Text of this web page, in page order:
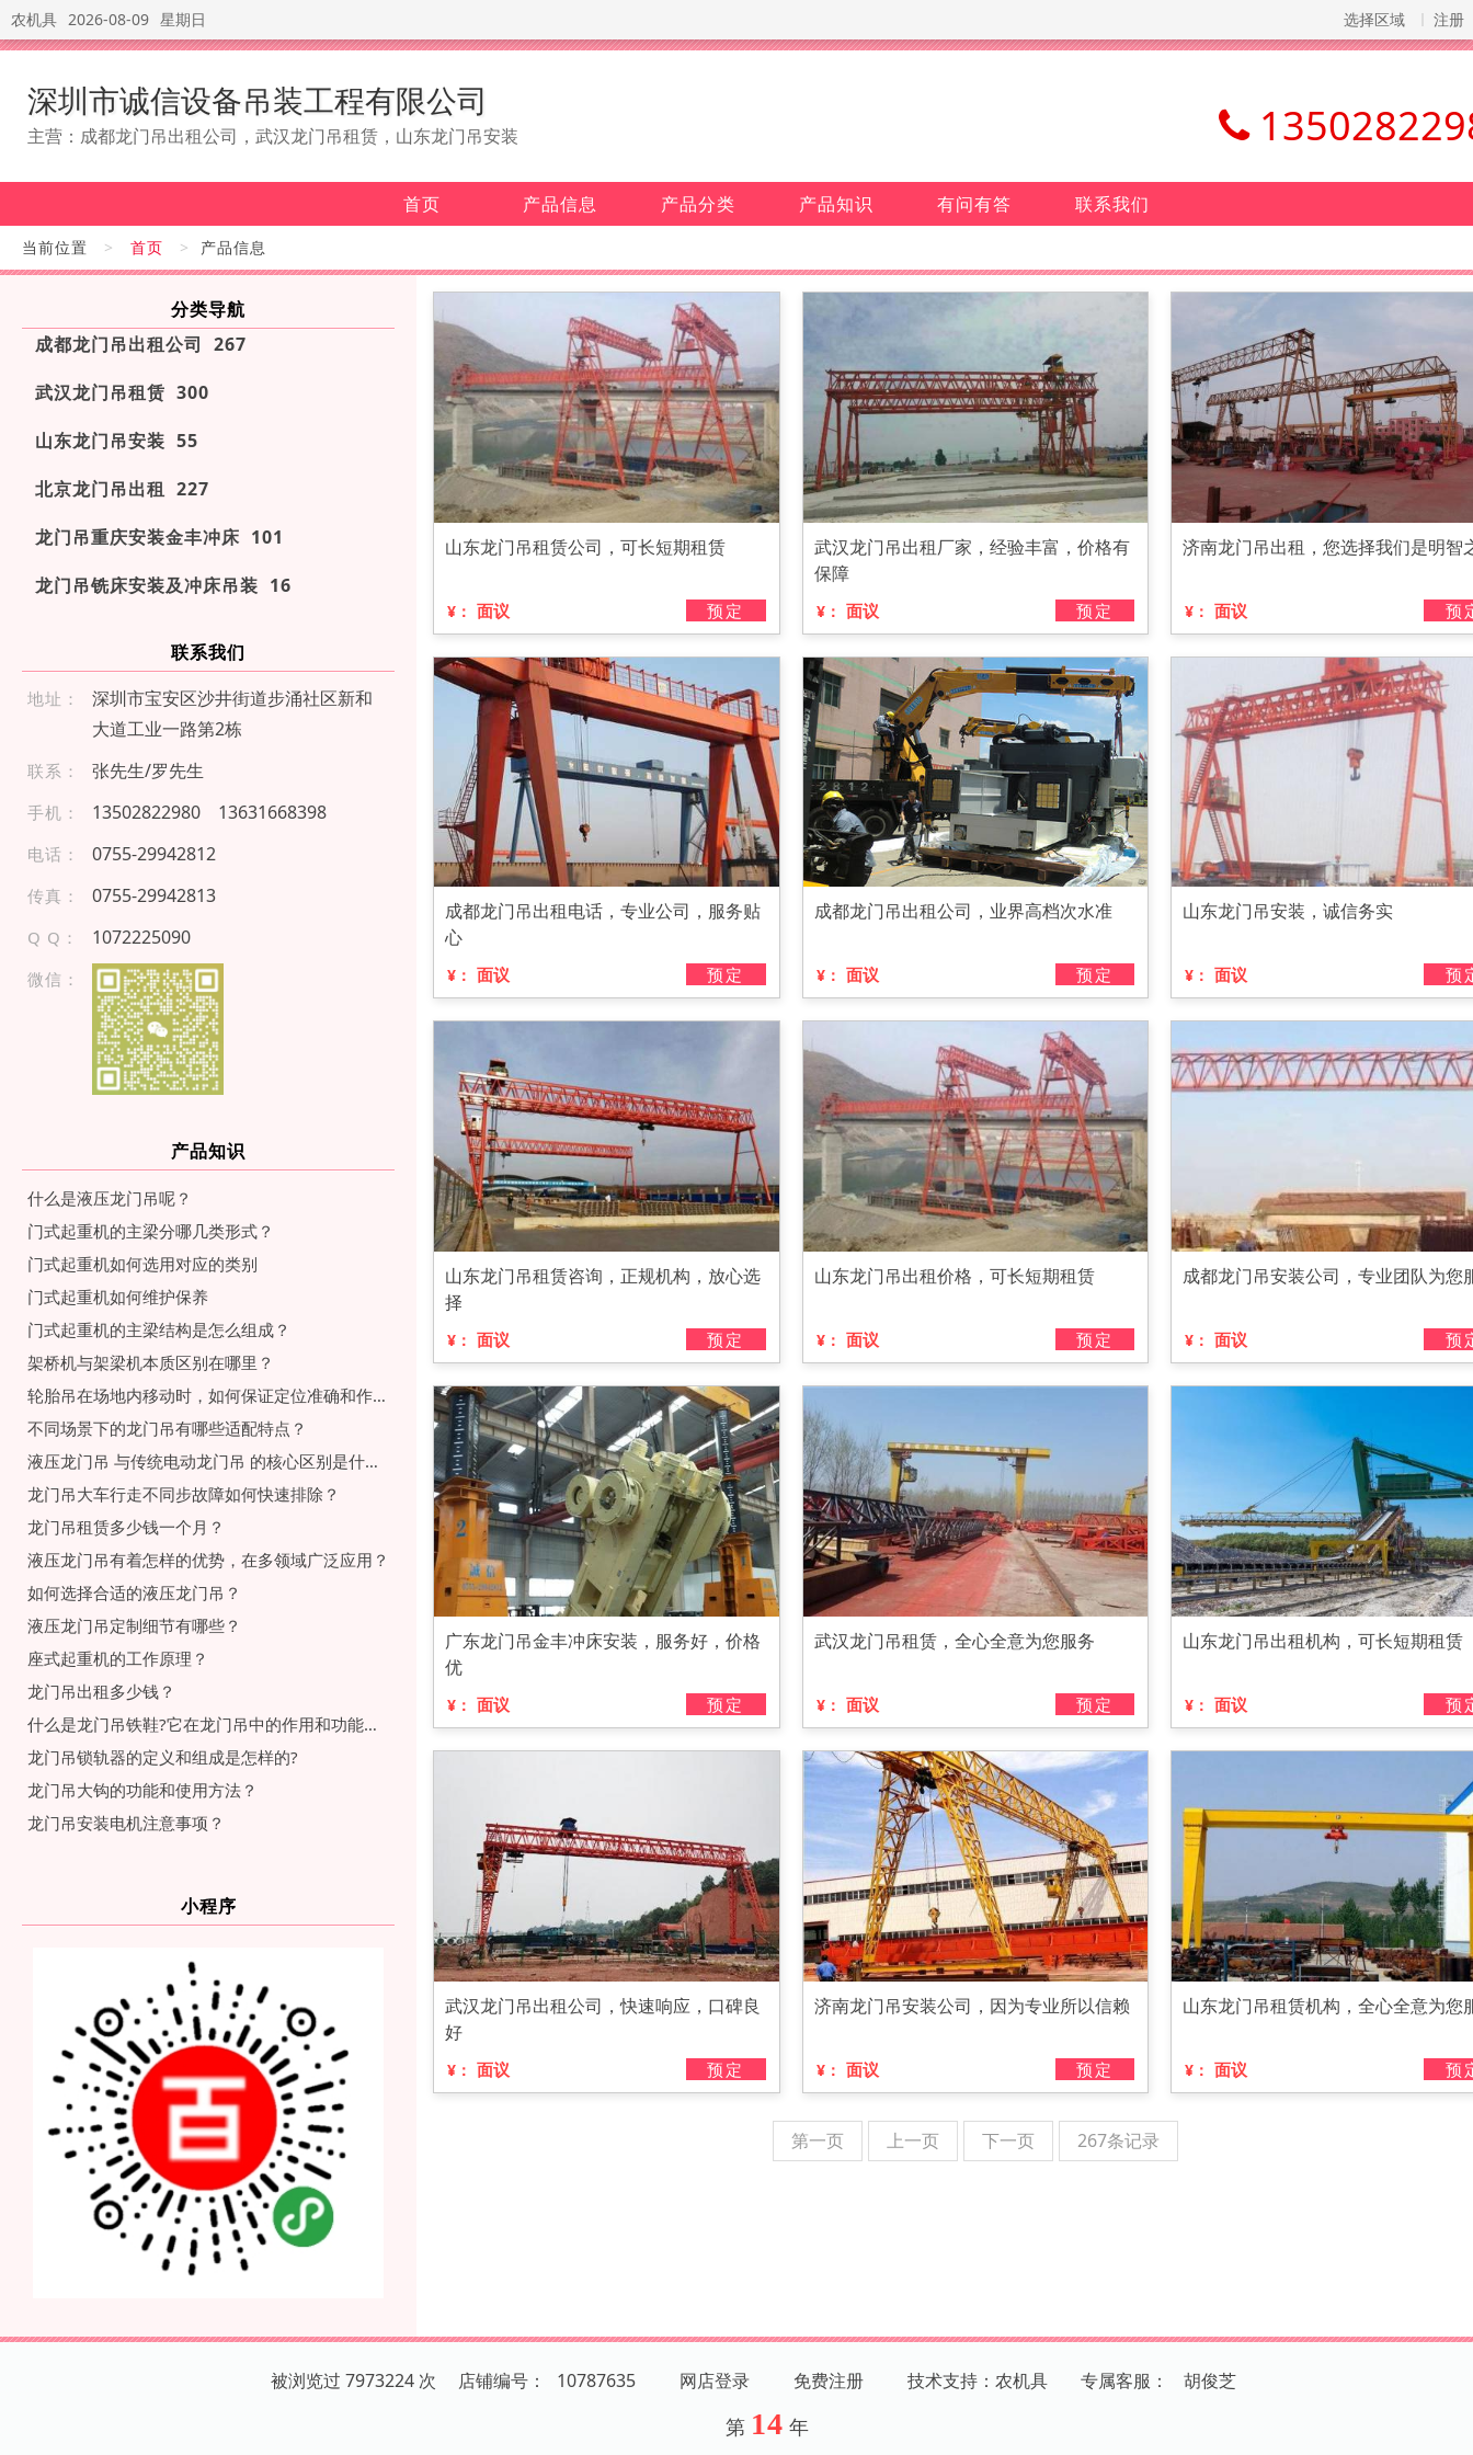
农机具 2026-08-09 星期日 选择区域 注册
深圳市诚信设备吊装工程有限公司
主营：成都龙门吊出租公司，武汉龙门吊租赁，山东龙门吊安装
首页 产品信息 产品分类 产品知识 有问有答 联系我们
当前位置 > 首页 > 产品信息
分类导航
成都龙门吊出租公司 267
武汉龙门吊租赁 300
山东龙门吊安装 55
北京龙门吊出租 227
龙门吊重庆安装金丰冲床 101
龙门吊铣床安装及冲床吊装 16
联系我们
地址：
深圳市宝安区沙井街道步涌社区新和
大道工业一路第2栋
联系： 张先生/罗先生
手机： 13 50 28 22 98 0 136 3 166 83 9 8
电话： 0 7 55 - 29 9 428 12
传真： 075 5 - 299 42 813
Q Q： 1072225090
微信：
产品知识
什么是液压龙门吊呢？
门式起重机的主梁分哪几类形式？
门式起重机如何选用对应的类别
门式起重机如何维护保养
门式起重机的主梁结构是怎么组成？
架桥机与架梁机本质区别在哪里？
轮胎吊在场地内移动时，如何保证定位准确和作业安全？
不同场景下的龙门吊有哪些适配特点？
液压龙门吊 与传统电动龙门吊 的核心区别是什么？
龙门吊大车行走不同步故障如何快速排除？
龙门吊租赁多少钱一个月？
液压龙门吊有着怎样的优势，在多领域广泛应用？
如何选择合适的液压龙门吊？
液压龙门吊定制细节有哪些？
座式起重机的工作原理？
龙门吊出租多少钱？
什么是龙门吊铁鞋?它在龙门吊中的作用和功能是什么?
龙门吊锁轨器的定义和组成是怎样的?
龙门吊大钩的功能和使用方法？
龙门吊安装电机注意事项？
小程序
山东龙门吊租赁公司，可长短期租赁
¥： 面议 预定
武汉龙门吊出租厂家，经验丰富，价格有
保障
¥： 面议 预定
济南龙门吊出租，您选择我们是明智
¥： 面议 预
成都龙门吊出租电话，专业公司，服务贴
心
¥： 面议 预定
成都龙门吊出租公司，业界高档次水准
¥： 面议 预定
山东龙门吊安装，诚信务实
¥： 面议 预
山东龙门吊租赁咨询，正规机构，放心选
择
¥： 面议 预定
山东龙门吊出租价格，可长短期租赁
¥： 面议 预定
成都龙门吊安装公司，专业团队为您
¥： 面议 预
广东龙门吊金丰冲床安装，服务好，价格
优
¥： 面议 预定
武汉龙门吊租赁，全心全意为您服务
¥： 面议 预定
山东龙门吊出租机构，可长短期租赁
¥： 面议 预
武汉龙门吊出租公司，快速响应，口碑良
好
¥： 面议 预定
济南龙门吊安装公司，因为专业所以信赖
¥： 面议 预定
山东龙门吊租赁机构，全心全意为您
¥： 面议 预
第一页 上一页 下一页 267条记录
被浏览过 7973224 次 店铺编号： 10787635 网店登录 免费注册 技术支持：农机具 专属客服 ： 胡俊芝
第 14 年